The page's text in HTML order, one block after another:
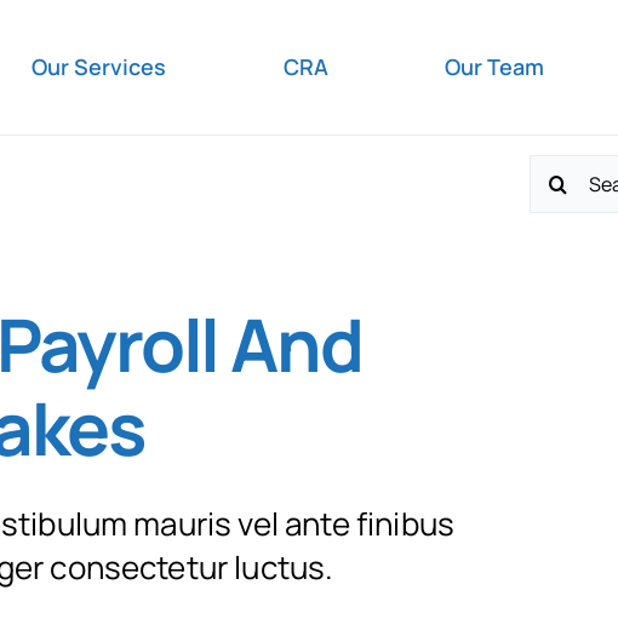
Our Services CRA Our Team
Search
And
mauris vel ante finibus
consectetur luctus.